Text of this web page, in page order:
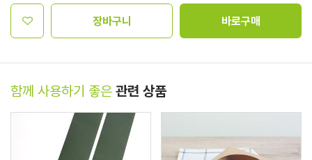
장바구니 바로구매
함께 사용하기 좋은 관련 상품